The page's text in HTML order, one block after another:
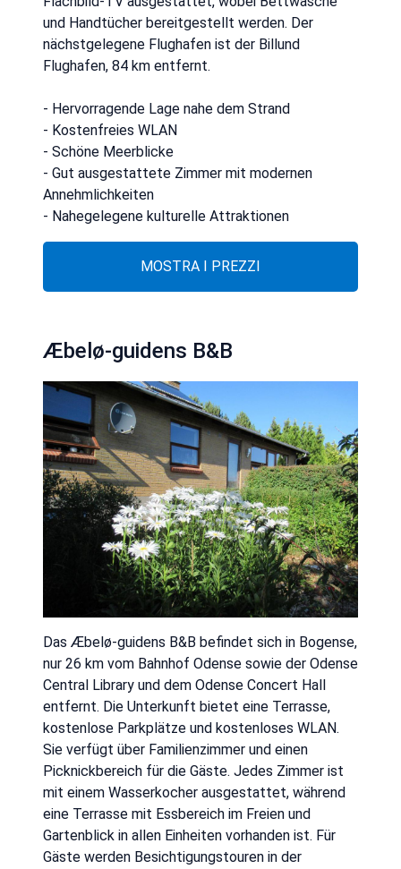
und Handtücher bereitgestellt werden. Der
nächstgelegene Flughafen ist der Billund
Flughafen, 84 km entfernt.
- Hervorragende Lage nahe dem Strand
- Kostenfreies WLAN
- Schöne Meerblicke
- Gut ausgestattete Zimmer mit modernen
Annehmlichkeiten
- Nahegelegene kulturelle Attraktionen
MOSTRA I PREZZI
Æbelø-guidens B&B
Das Æbelø-guidens B&B befindet sich in Bogense,
nur 26 km vom Bahnhof Odense sowie der Odense
Central Library und dem Odense Concert Hall
entfernt. Die Unterkunft bietet eine Terrasse,
kostenlose Parkplätze und kostenloses WLAN.
Sie verfügt über Familienzimmer und einen
Picknickbereich für die Gäste. Jedes Zimmer ist
mit einem Wasserkocher ausgestattet, während
eine Terrasse mit Essbereich im Freien und
Gartenblick in allen Einheiten vorhanden ist. Für
Gäste werden Besichtigungstouren in der